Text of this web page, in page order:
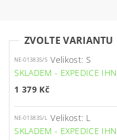
ZVOLTE VARIANTU
NE-01383S/S Velikost: S
SKLADEM - EXPEDICE
1 379 Kč
NE-01383S/L Velikost: L
SKLADEM - EXPEDICE